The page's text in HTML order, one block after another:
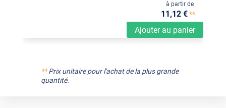
Ajouter au panier
à partir de
11,12 €**
**Prix unitaire pour l'achat de la plus grande
quantité.